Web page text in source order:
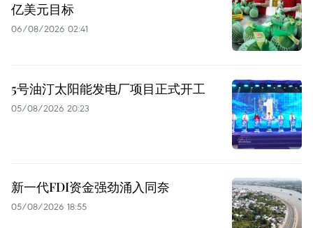
亿美元目标
06/08/2026 02:41
5号油汀太阳能发电厂项目正式开工
05/08/2026 20:23
新一代FDI资金强劲涌入同奈
05/08/2026 18:55